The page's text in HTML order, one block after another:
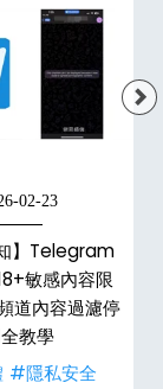
02-23
】Telegram
敏感內容限
道內容過濾停
教學
#隱私安全